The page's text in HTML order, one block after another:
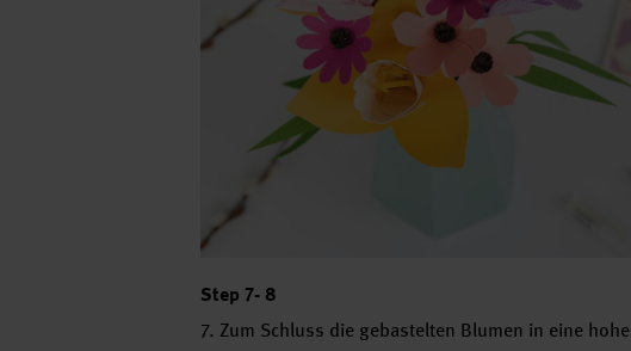
Step 7- 8
7. Zum Schluss die gebastelten Blumen in eine hohe